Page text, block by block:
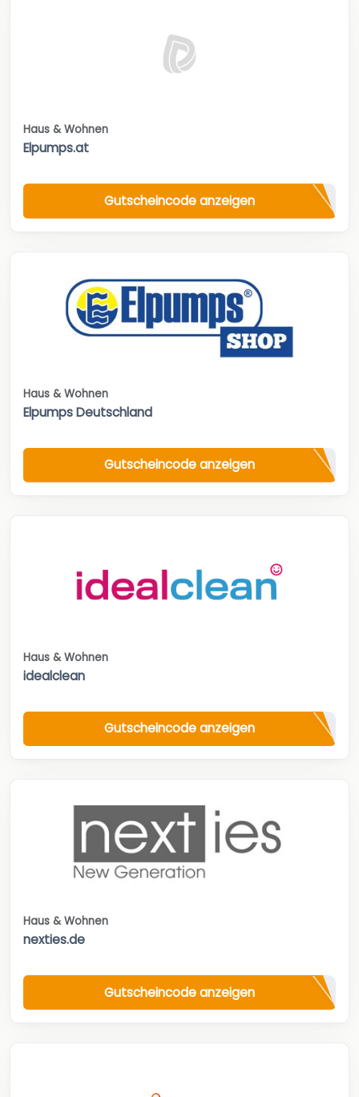
Haus & Wohnen
Elpumps.at
Gutscheincode anzeigen
Haus & Wohnen
Elpumps Deutschland
Gutscheincode anzeigen
Haus & Wohnen
idealclean
Gutscheincode anzeigen
Haus & Wohnen
nexties.de
Gutscheincode anzeigen